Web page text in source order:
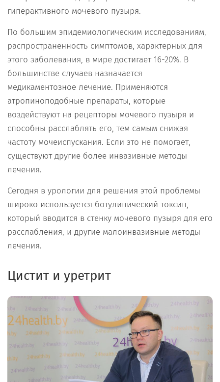
гиперактивного мочевого пузыря.
По большим эпидемиологическим исследованиям,
распространенность симптомов, характерных для
этого заболевания, в мире достигает 16-20%. В
большинстве случаев назначается
медикаментозное лечение. Применяются
атропиноподобные препараты, которые
воздействуют на рецепторы мочевого пузыря и
способны расслаблять его, тем самым снижая
частоту мочеиспускания. Если это не помогает,
существуют другие более инвазивные методы
лечения.
Сегодня в урологии для решения этой проблемы
широко используется ботулинический токсин,
который вводится в стенку мочевого пузыря для его
расслабления, и другие малоинвазивные методы
лечения.
Цистит и уретрит